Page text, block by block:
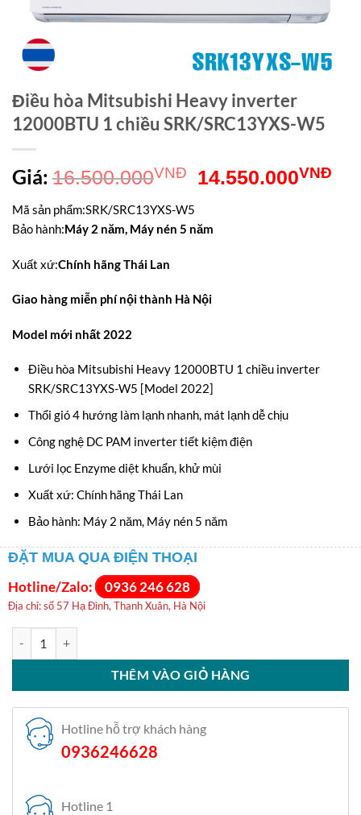
Điều hòa Mitsubishi Heavy inverter
12000BTU 1 chiều SRK/SRC13YXS-W5
Giá: 16.500.000VNĐ
Giá
là:
14.550.000VNĐGiá
Mã sản phẩm:SRK/SRC13YXS-W5
Bảo hành:Máy 2 năm, Máy nén 5 năm
Xuất xứ:Chính hãng Thái Lan
Giao hàng miễn phí nội thành Hà Nội
Model mới nhất 2022
Điều hòa Mitsubishi Heavy 12000BTU 1 chiều inverter
SRK/SRC13YXS-W5 [Model 2022]
Thổi gió 4 hướng làm lạnh nhanh, mát lạnh dễ chịu
Công nghệ DC PAM inverter tiết kiệm điện
Lưới lọc Enzyme diệt khuẩn, khử mùi
Xuất xứ: Chính hãng Thái Lan
Bảo hành: Máy 2 năm, Máy nén 5 năm
ĐẶT MUA QUA ĐIỆN THOẠI
Hotline/Zalo: 0936 246 628
Địa chỉ: số 57 Hạ Đình, Thanh Xuân, Hà Nội
THÊM VÀO GIỎ HÀNG
Hotline hỗ trợ khách hàng
0936246628
Hotline 1